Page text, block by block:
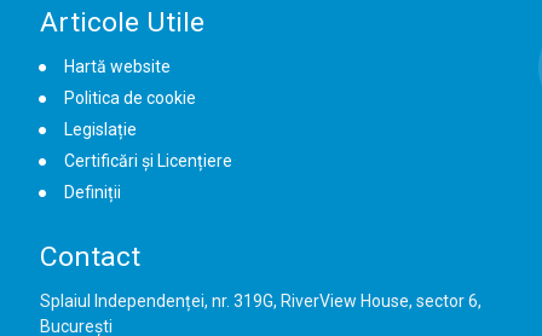
Articole Utile
Hartă website
Politica de cookie
Legislație
Certificări și Licențiere
Definiții
Contact
Splaiul Independenței, nr. 319G, RiverView House, sector 6,
București